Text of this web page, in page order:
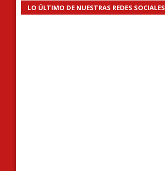
LO ÚLTIMO DE NUESTRAS REDES SOCIALES